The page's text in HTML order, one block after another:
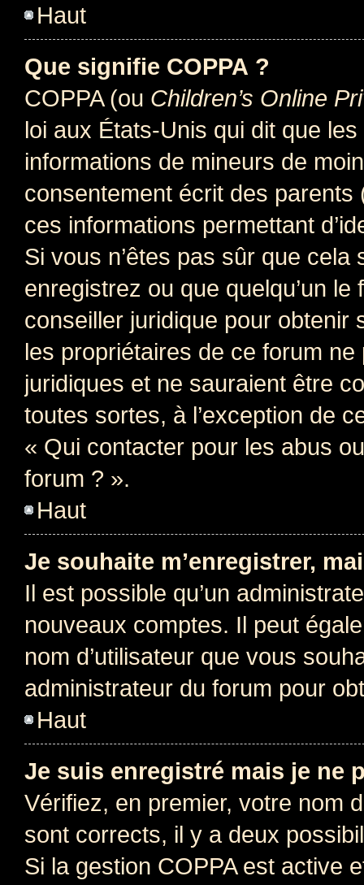
Haut
Que signifie COPPA ?
COPPA (ou Children’s Online
loi aux États-Unis qui dit que
informations de mineurs de
consentement écrit des parents
ces informations permettant
Si vous n’êtes pas sûr que
enregistrez ou que quelqu’un
conseiller juridique pour obtenir
les propriétaires de ce forum
juridiques et ne sauraient être
toutes sortes, à l’exception de
« Qui contacter pour les abus
forum ? ».
Haut
Je souhaite m’enregistrer,
Il est possible qu’un
nouveaux comptes. Il peut
nom d’utilisateur que vous
administrateur du forum pour
Haut
Je suis enregistré mais je ne
Vérifiez, en premier, votre nom
sont corrects, il y a deux
Si la gestion COPPA est active